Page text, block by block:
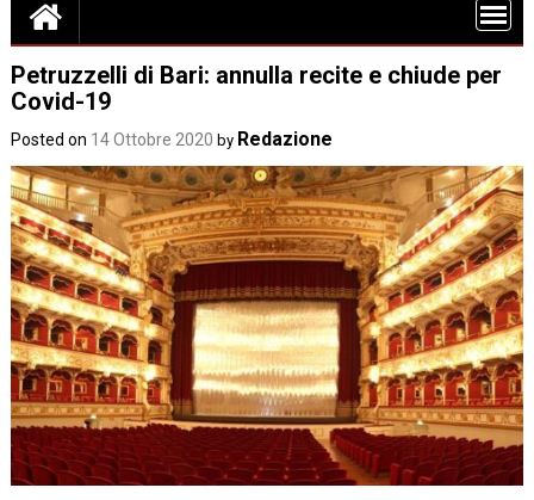
Petruzzelli di Bari: annulla recite e chiude per
Covid-19
Posted on 14 Ottobre 2020 by Redazione